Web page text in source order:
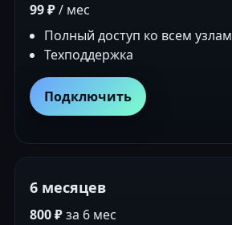
99 ₽/ мес
Полный доступ ко всем узлам
Техподдержка
Подключить
6 месяцев
800 ₽за 6 мес